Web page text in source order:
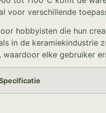
voor verschillende
hobbyisten die hun
in de keramiekindustrie
waardoor elke gebruiker